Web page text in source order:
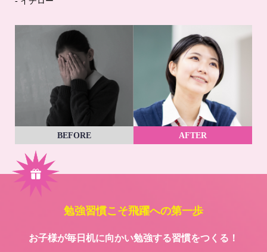
BEFORE AFTER
勉強習慣こそ飛躍への第一歩
お子様が毎日机に向かい勉強する習慣をつくる！